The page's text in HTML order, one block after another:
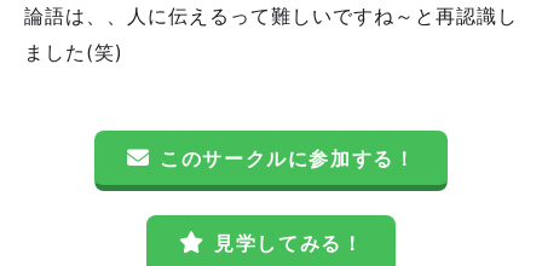
論語は、、人に伝えるって難しいですね～と再認識し
ました(笑)
このサークルに参加する！
見学してみる！